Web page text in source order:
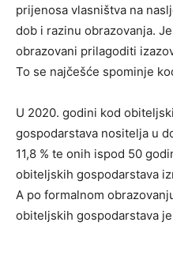
prijenosa vlasništva na
dob i razinu obrazovanja.
obrazovani prilagoditi
To se najčešće spominje
U 2020. godini kod
gospodarstava nositelja u
11,8 % te onih ispod 50
obiteljskih gospodarstava
A po formalnom
obiteljskih gospodarstava